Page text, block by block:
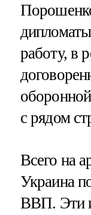
работу, в
с рядом
Всего на
Украина
ВВП. Эти